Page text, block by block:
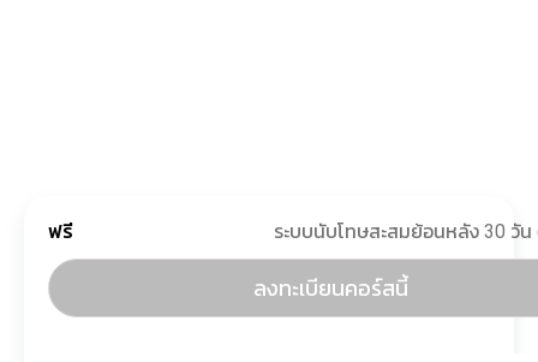
ฟรี
ลงทะเบียนคอร์สนี้